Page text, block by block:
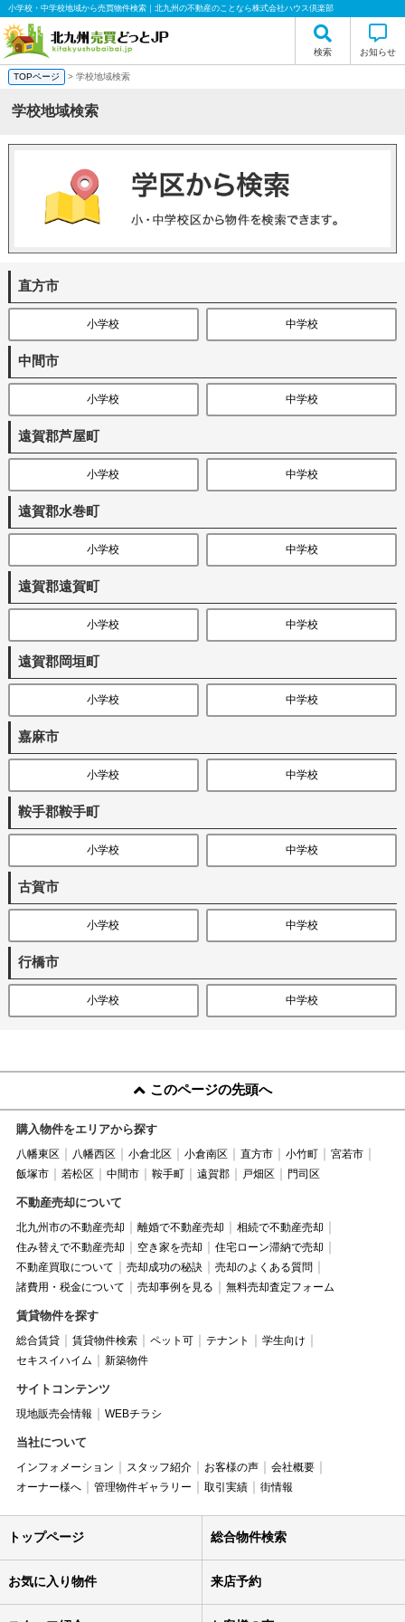
小学校・中学校地域から売買物件検索｜北九州の不動産のことなら株式会社ハウス倶楽部
検索 お知らせ
TOPページ > 学校地域検索
学校地域検索
直方市
小学校 中学校
中間市
小学校 中学校
遠賀郡芦屋町
小学校 中学校
遠賀郡水巻町
小学校 中学校
遠賀郡遠賀町
小学校 中学校
遠賀郡岡垣町
小学校 中学校
嘉麻市
小学校 中学校
鞍手郡鞍手町
小学校 中学校
古賀市
小学校 中学校
行橋市
小学校 中学校
このページの先頭へ
購入物件をエリアから探す
八幡東区 八幡西区 小倉北区 小倉南区 直方市 小竹町
宮若市
飯塚市
若松区 中間市 鞍手町 遠賀郡 戸畑区 門司区
不動産売却について
北九州市の不動産売却 離婚で不動産売却
相続で不動産売却
住み替えで不動産売却
空き家を売却
住宅ローン滞納で売却
不動産買取について
売却成功の秘訣
売却のよくある質問
諸費用・税金について
売却事例を見る 無料売却査定フォーム
賃貸物件を探す
総合賃貸 賃貸物件検索 ペット可 テナント
学生向け
セキスイハイム
新築物件
サイトコンテンツ
現地販売会情報 WEBチラシ
当社について
インフォメーション スタッフ紹介 お客様の声
会社概要
オーナー様へ
管理物件ギャラリー 取引実績 街情報
トップページ 総合物件検索
お気に入り物件 来店予約